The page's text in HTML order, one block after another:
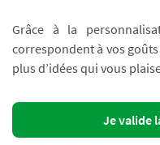
Grâce à la
correspondent à vos
plus d’idées qui vous
Je valide